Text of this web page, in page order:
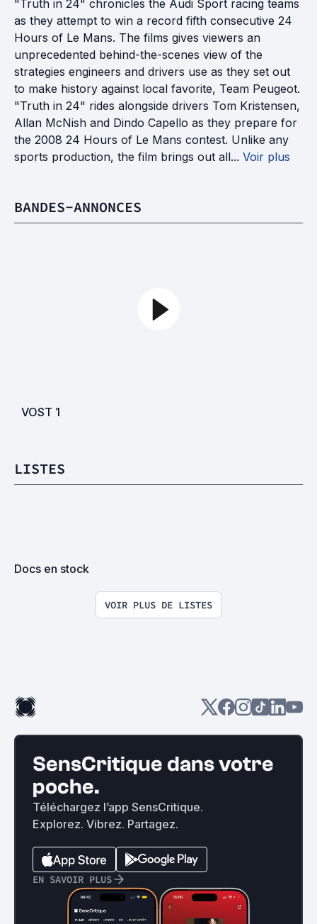
"Truth in 24" chronicles the Audi Sport racing teams
as they attempt to win a record fifth consecutive 24
Hours of Le Mans. The films gives viewers an
unprecedented behind-the-scenes view of the
strategies engineers and drivers use as they set out
to make history against local favorite, Team Peugeot.
"Truth in 24" rides alongside drivers Tom Kristensen,
Allan McNish and Dindo Capello as they prepare for
the 2008 24 Hours of Le Mans contest. Unlike any
sports production, the film brings out all... Voir plus
BANDES-ANNONCES
VOST 1
LISTES
Docs en stock
VOIR PLUS DE LISTES
SensCritique dans votre
poche.
Téléchargez l’app SensCritique.
Explorez. Vibrez. Partagez.
EN SAVOIR PLUS